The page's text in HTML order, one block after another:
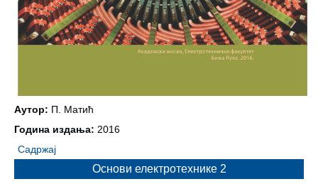
Аутор: П. Матић
Година издања: 2016
Садржај
Основи електротехнике 2